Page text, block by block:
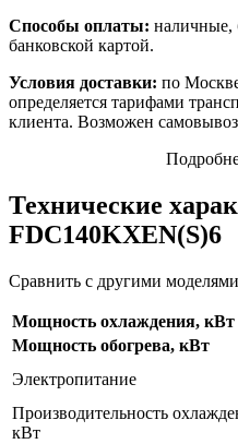
Способы оплаты: наличные,
банковской картой.
Условия доставки: по
определяется тарифами
клиента. Возможен
Технические
FDC140KXEN(S)6
Сравнить с другими моделями
Мощность охлаждения, кВт
Мощность обогрева, кВт
Электропитание
Производительность
кВт